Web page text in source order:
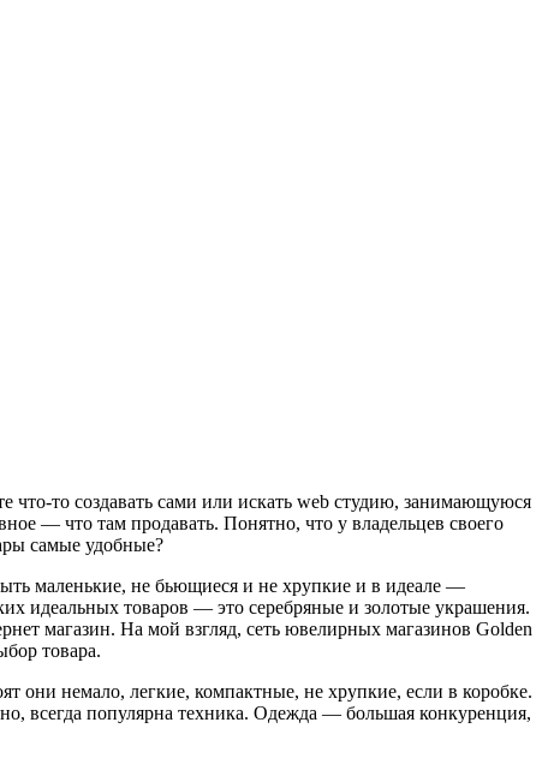
что-то создавать сами или искать web студию, занимающуюся
— что там продавать. Понятно, что у владельцев своего
самые удобные?
маленькие, не бьющиеся и не хрупкие и в идеале —
идеальных товаров — это серебряные и золотые украшения.
магазин. На мой взгляд, сеть ювелирных магазинов Golden
товара.
они немало, легкие, компактные, не хрупкие, если в коробке.
всегда популярна техника. Одежда — большая конкуренция,